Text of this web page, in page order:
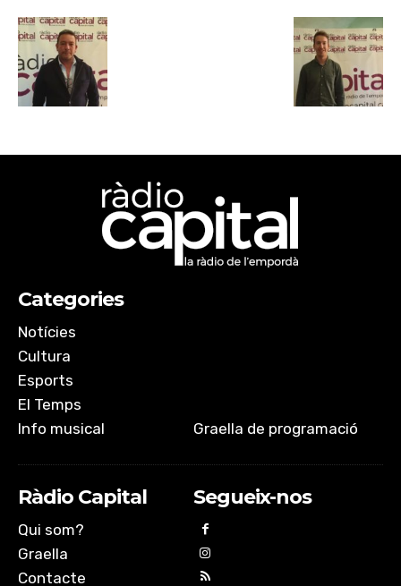
Categories
Notícies
Cultura
Esports
El Temps
Info musical
Graella de programació
Ràdio Capital
Qui som?
Graella
Contacte
Segueix-nos